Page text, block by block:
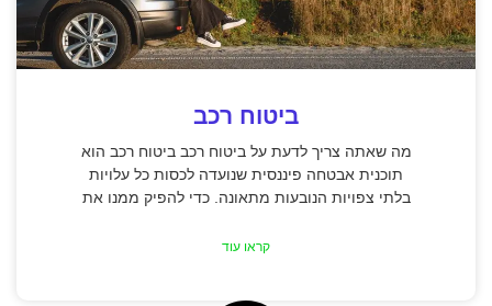
ביטוח רכב
מה שאתה צריך לדעת על ביטוח רכב ביטוח רכב הוא
תוכנית אבטחה פיננסית שנועדה לכסות כל עלויות
בלתי צפויות הנובעות מתאונה. כדי להפיק ממנו את
קראו עוד